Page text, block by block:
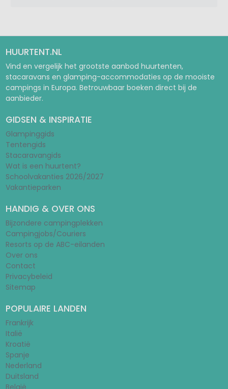
HUURTENT.NL
Vind en vergelijk het grootste aanbod huurtenten,
stacaravans en glamping-accommodaties op de mooiste
campings in Europa. Betrouwbaar boeken direct bij de
aanbieder.
GIDSEN & INSPIRATIE
Glampinggids
Tentengids
Stacaravangids
Wat is een huurtent?
Schoolvakanties 2026/2027
Vakantieparken
HANDIG & OVER ONS
Bijzondere campingplekken
Campingjobs/Couriers
Resorts op de ABC-eilanden
Over ons
Contact
Privacybeleid
Sitemap
POPULAIRE LANDEN
Frankrijk
Italië
Kroatië
Spanje
Nederland
Duitsland
België